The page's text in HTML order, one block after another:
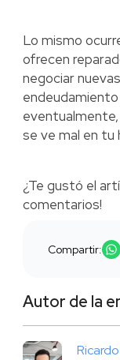
Lo mismo
ofrecen
negociar
endeudamiento
se ve mal en tu
¿Te gustó el
comentarios!
Compartir:
Autor de la